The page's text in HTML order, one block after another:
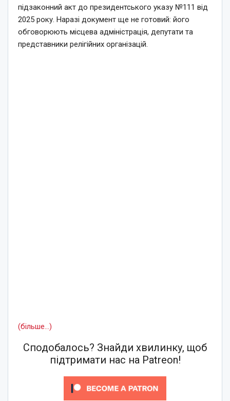
підзаконний акт до президентського указу №111 від
2025 року. Наразі документ ще не готовий: його
обговорюють місцева адміністрація, депутати та
представники релігійних організацій.
(більше…)
Сподобалось? Знайди хвилинку, щоб
підтримати нас на Patreon!